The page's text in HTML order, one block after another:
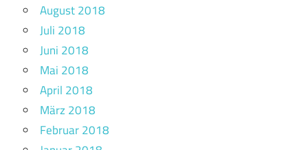
August 2018
Juli 2018
Juni 2018
Mai 2018
April 2018
März 2018
Februar 2018